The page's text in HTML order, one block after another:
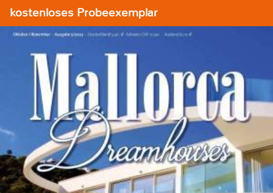
kostenloses Probeexemplar